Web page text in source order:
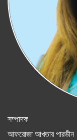
সম্পাদক
আফরোজা আখতার পারভীন